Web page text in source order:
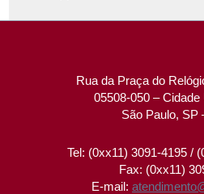
Rua da Praça do
05508-050 –
São Paulo, SP
Tel: (0xx11) 3091-4195 /
Fax: (0xx11)
E-mail: